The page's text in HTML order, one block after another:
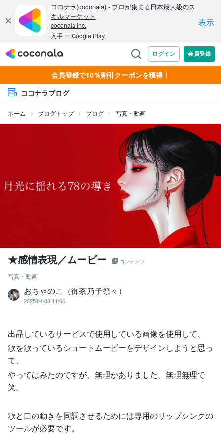
会員登録で10％割引クーポンを獲得！
ココナラブログ
ホーム ブログトップ ブログ 写真・動画
★感情表現／ムービー コンテンツ
写真・動画
おちゃのこ（御茶乃子祭々）
2025/04/08 11:06
出品しているサービスで使用している画像を使用して、
歌を歌っているショートムービーをデザインしようと思っ
て、
やってはみたのですが、無理がありました。無理無理で
笑。
歌と口の動きを同調させるためには専用のリップシンクの
ツールが必要です。